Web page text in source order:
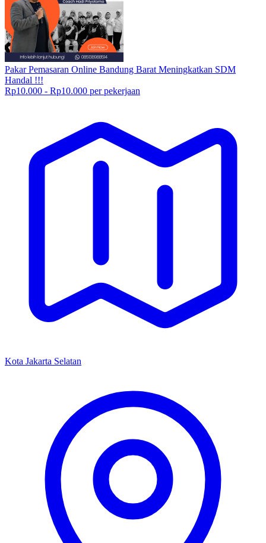
Pakar Pemasaran Online Bandung Barat Meningkatkan SDM
Handal !!!
Rp10.000 - Rp10.000 per pekerjaan
Kota Jakarta Selatan